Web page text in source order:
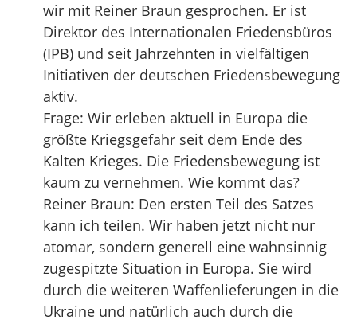
wir mit Reiner Braun gesprochen. Er ist
Direktor des Internationalen Friedensbüros
(IPB) und seit Jahrzehnten in vielfältigen
Initiativen der deutschen Friedensbewegung
aktiv.
Frage: Wir erleben aktuell in Europa die
größte Kriegsgefahr seit dem Ende des
Kalten Krieges. Die Friedensbewegung ist
kaum zu vernehmen. Wie kommt das?
Reiner Braun: Den ersten Teil des Satzes
kann ich teilen. Wir haben jetzt nicht nur
atomar, sondern generell eine wahnsinnig
zugespitzte Situation in Europa. Sie wird
durch die weiteren Waffenlieferungen in die
Ukraine und natürlich auch durch die